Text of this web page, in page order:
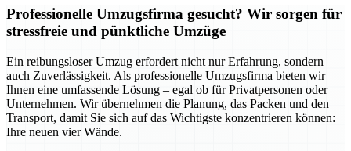
Professionelle Umzugsfirma gesucht? Wir sorgen für
stressfreie und pünktliche Umzüge
Ein reibungsloser Umzug erfordert nicht nur Erfahrung, sondern
auch Zuverlässigkeit. Als professionelle Umzugsfirma bieten wir
Ihnen eine umfassende Lösung – egal ob für Privatpersonen oder
Unternehmen. Wir übernehmen die Planung, das Packen und den
Transport, damit Sie sich auf das Wichtigste konzentrieren können:
Ihre neuen vier Wände.